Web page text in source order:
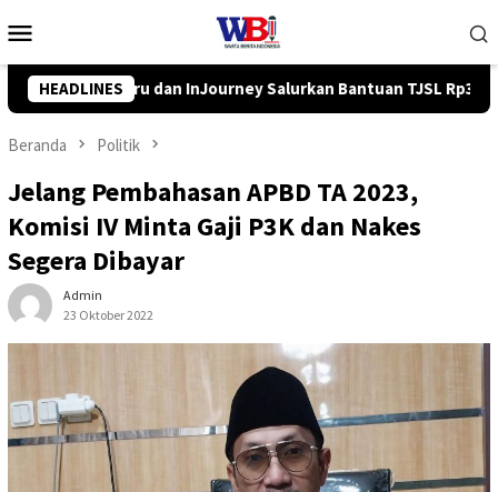
ke
Mobile
HEADLINES
TJSL Rp319 Juta Pemkab Balangan Salurkan
Beranda Politik
Jelang Pembahasan APBD TA 2023,
Komisi IV Minta Gaji P3K dan Nakes
Segera Dibayar
Admin
23 Oktober 2022